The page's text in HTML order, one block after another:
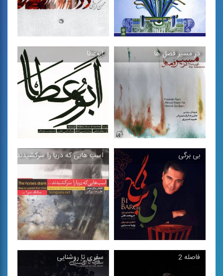
برافشان
موسیقی دستگاهی اجرای ...
ای كه دل داری
آلبوم موسیقی دستگاهی با
آواز محسن كرامتی و تار ...
در مسیر فصل ها
در مسیر فصل ها
موسیقی دستگاهی برای سه
تار، كمانچه و تنبك در ...
ابوعطا
ابوعطا
موسیقی دستگاهی اجرای
گروه ماهریز
بی برگی اسب هایی كه دریا را سركشیدند
اسب هایی كه دریا را
فاصله 2 سفری تا روشنایی